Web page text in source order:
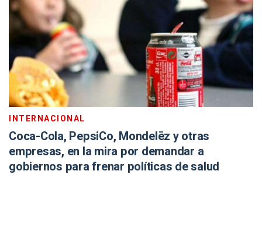
INTERNACIONAL
Coca-Cola, PepsiCo, Mondelēz y otras
empresas, en la mira por demandar a
gobiernos para frenar políticas de salud